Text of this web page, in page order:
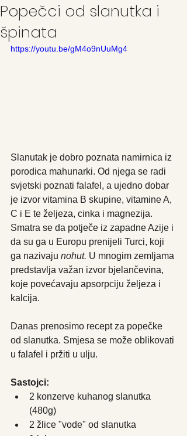
Popečci od slanutka i
špinata
https://youtu.be/gM4o9nUuMg4
Slanutak je dobro poznata namirnica iz
porodica mahunarki. Od njega se radi
svjetski poznati falafel, a ujedno dobar
je izvor vitamina B skupine, vitamine A,
C i E te željeza, cinka i magnezija.
Smatra se da potječe iz zapadne Azije i
da su ga u Europu prenijeli Turci, koji
ga nazivaju nohut. U mnogim zemljama
predstavlja važan izvor bjelančevina,
koje povećavaju apsorpciju željeza i
kalcija.
Danas prenosimo recept za popečke
od slanutka. Smjesa se može oblikovati
u falafel i pržiti u ulju.
Sastojci:
2 konzerve kuhanog slanutka
(480g)
2 žlice "vode" od slanutka